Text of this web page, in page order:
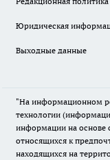
Юридическая
Выходные данные
"На информационном
технологии
информации на основе
относящихся к
находящихся на